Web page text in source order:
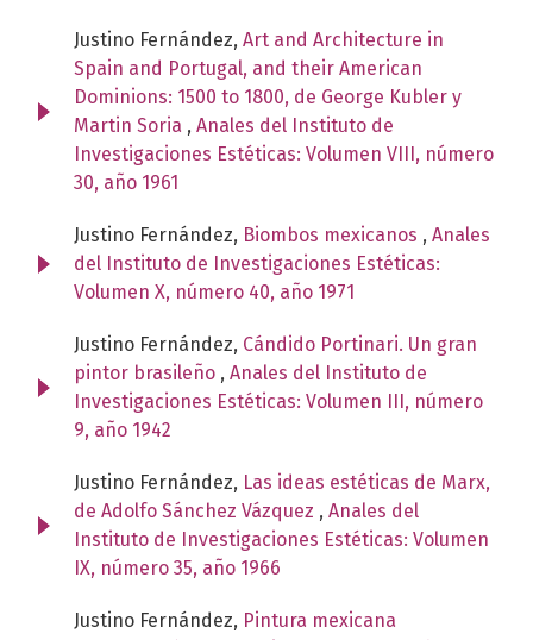
Justino Fernández, Art and Architecture in
Spain and Portugal, and their American
Dominions: 1500 to 1800, de George Kubler y
Martin Soria , Anales del Instituto de
Investigaciones Estéticas: Volumen VIII, número
30, año 1961
Justino Fernández, Biombos mexicanos , Anales
del Instituto de Investigaciones Estéticas:
Volumen X, número 40, año 1971
Justino Fernández, Cándido Portinari. Un gran
pintor brasileño , Anales del Instituto de
Investigaciones Estéticas: Volumen III, número
9, año 1942
Justino Fernández, Las ideas estéticas de Marx,
de Adolfo Sánchez Vázquez , Anales del
Instituto de Investigaciones Estéticas: Volumen
IX, número 35, año 1966
Justino Fernández, Pintura mexicana